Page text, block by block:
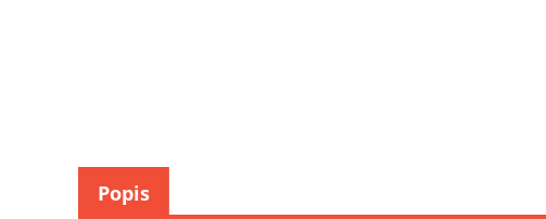
Popis